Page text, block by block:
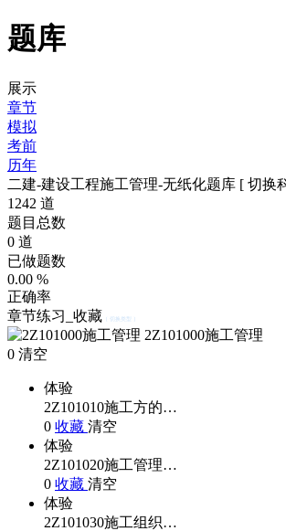
题库
展示
章节
模拟
考前
历年
二建-建设工程施工管理-无纸化题库 [ 切换
1242 道
题目总数
0 道
已做题数
0.00 %
正确率
章节练习_收藏
[ 切换类型 ]
2Z101000施工管理
0 清空
体验
2Z101010施工方的…
0 收藏 清空
体验
2Z101020施工管理…
0 收藏 清空
体验
2Z101030施工组织…